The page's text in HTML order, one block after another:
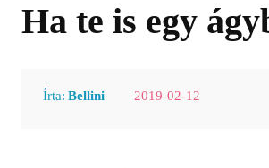
Ha te is egy
Írta: Bellini 2019-02-12